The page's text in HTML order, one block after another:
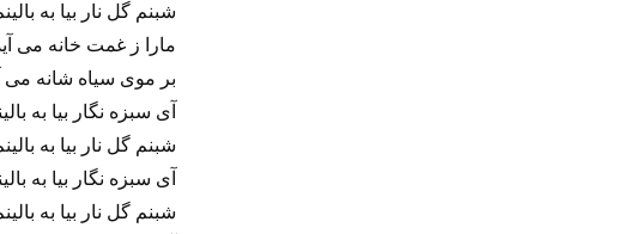
شبنم گل نار بیا به
مارا ز غمت خانه می
بر موی سیاه شانه می
آی سبزه نگار بیا به
شبنم گل نار بیا به
آی سبزه نگار بیا به
شبنم گل نار بیا به